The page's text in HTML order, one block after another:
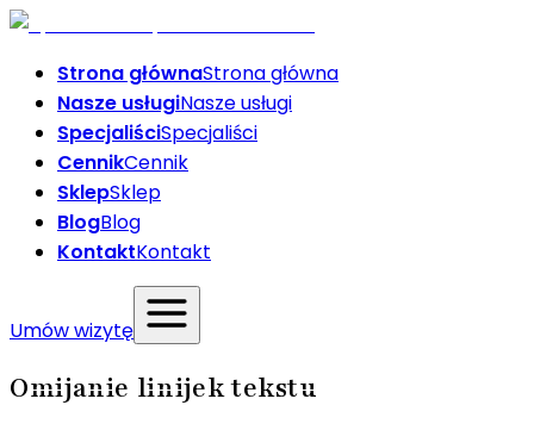
Strona głównaStrona główna
Nasze usługiNasze usługi
SpecjaliściSpecjaliści
CennikCennik
SklepSklep
BlogBlog
KontaktKontakt
Umów wizytę
Omijanie linijek tekstu